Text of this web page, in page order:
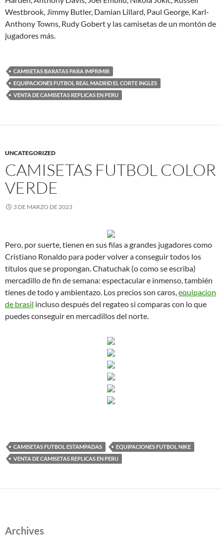
Westbrook, Jimmy Butler, Damian Lillard, Paul George, Karl-
Anthony Towns, Rudy Gobert y las camisetas de un montón de
jugadores más.
CAMISETAS BARATAS PARA IMPRIMIR
EQUIPACIONES FUTBOL REAL MADRID EL CORTE INGLES
VENTA DE CAMISETAS REPLICAS EN PERU
UNCATEGORIZED
CAMISETAS FUTBOL COLOR
VERDE
3 DE MARZO DE 2023
Pero, por suerte, tienen en sus filas a grandes jugadores como
Cristiano Ronaldo para poder volver a conseguir todos los
títulos que se propongan. Chatuchak (o como se escriba)
mercadillo de fin de semana: espectacular e inmenso, también
tienes de todo y ambientazo. Los precios son caros,equipacion
de brasil incluso después del regateo si comparas con lo que
puedes conseguir en mercadillos del norte.
CAMISETAS FUTBOL ESTAMPADAS
EQUIPACIONES FUTBOL NIKE
VENTA DE CAMISETAS REPLICAS EN PERU
Archives